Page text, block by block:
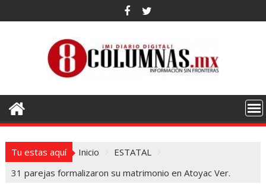
al
Tu estas aquí Inicio
ESTATAL
31 parejas formalizaron su matrimonio en Atoyac Ver.